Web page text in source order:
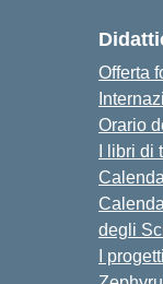
Offerta
Orario
I libri di
degli
I